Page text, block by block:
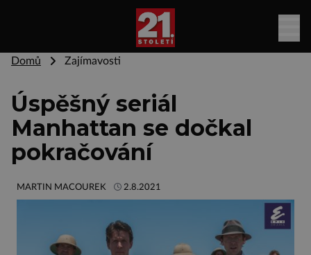
Domů Zajímavosti
Úspěšný seriál
Manhattan se dočkal
pokračování
MARTIN MACOUREK 2.8.2021